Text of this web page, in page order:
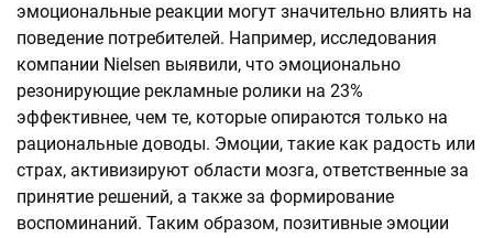
эмоциональные реакции могут значительно влиять на
поведение потребителей. Например, исследования
компании Nielsen выявили, что эмоционально
резонирующие рекламные ролики на 23%
эффективнее, чем те, которые опираются только на
рациональные доводы. Эмоции, такие как радость или
страх, активизируют области мозга, ответственные за
принятие решений, а также за формирование
воспоминаний. Таким образом, позитивные эмоции